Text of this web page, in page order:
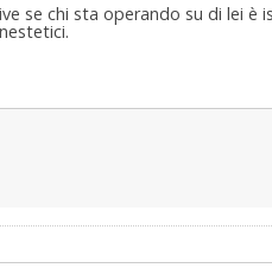
se chi sta operando su di lei